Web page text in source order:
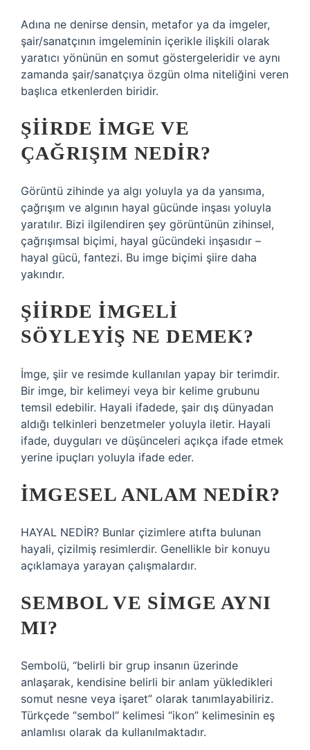
Adına ne denirse densin, metafor ya da imgeler,
şair/sanatçının imgeleminin içerikle ilişkili olarak
yaratıcı yönünün en somut göstergeleridir ve aynı
zamanda şair/sanatçıya özgün olma niteliğini veren
başlıca etkenlerden biridir.
ŞIIRDE IMGE VE
ÇAĞRIŞIM NEDIR?
Görüntü zihinde ya algı yoluyla ya da yansıma,
çağrışım ve algının hayal gücünde inşası yoluyla
yaratılır. Bizi ilgilendiren şey görüntünün zihinsel,
çağrışımsal biçimi, hayal gücündeki inşasıdır –
hayal gücü, fantezi. Bu imge biçimi şiire daha
yakındır.
ŞIIRDE IMGELI
SÖYLEYIŞ NE DEMEK?
İmge, şiir ve resimde kullanılan yapay bir terimdir.
Bir imge, bir kelimeyi veya bir kelime grubunu
temsil edebilir. Hayali ifadede, şair dış dünyadan
aldığı telkinleri benzetmeler yoluyla iletir. Hayali
ifade, duyguları ve düşünceleri açıkça ifade etmek
yerine ipuçları yoluyla ifade eder.
İMGESEL ANLAM NEDIR?
HAYAL NEDİR? Bunlar çizimlere atıfta bulunan
hayali, çizilmiş resimlerdir. Genellikle bir konuyu
açıklamaya yarayan çalışmalardır.
SEMBOL VE SIMGE AYNI
MI?
Sembolü, “belirli bir grup insanın üzerinde
anlaşarak, kendisine belirli bir anlam yükledikleri
somut nesne veya işaret” olarak tanımlayabiliriz.
Türkçede “sembol” kelimesi “ikon” kelimesinin eş
anlamlısı olarak da kullanılmaktadır.